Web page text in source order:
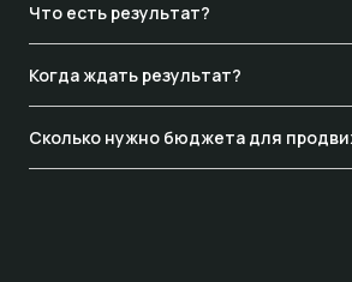
Что есть результат?
Когда ждать результат?
Сколько нужно бюджета для